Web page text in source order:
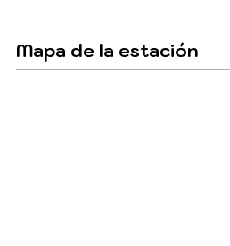
Mapa de la estación